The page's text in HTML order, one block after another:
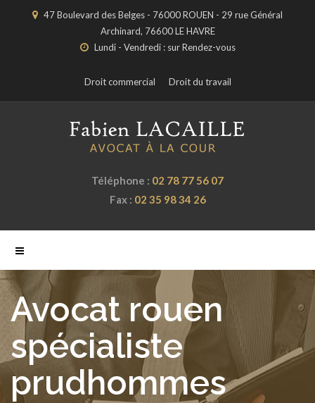
47 Boulevard des Belges - 76000 ROUEN - 29 rue Général
Archinard, 76600 LE HAVRE
Lundi - Vendredi : sur Rendez-vous
Droit commercial Droit du travail
Téléphone : 02 78 77 56 07
Fax : 02 35 98 34 26
Avocat rouen
spécialiste
prudhommes